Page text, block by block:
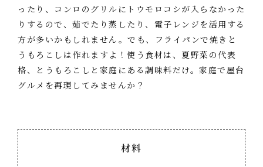
ったり、コンロのグリルにトウモロコシが入らなかった
りするので、茹でたり蒸したり、電子レンジを活用する
方が多いかもしれません。でも、フライパンで焼きと
うもろこしは作れますよ！使う食材は、夏野菜の代表
格、とうもろこしと家庭にある調味料だけ。家庭で屋台
グルメを再現してみませんか？
材料